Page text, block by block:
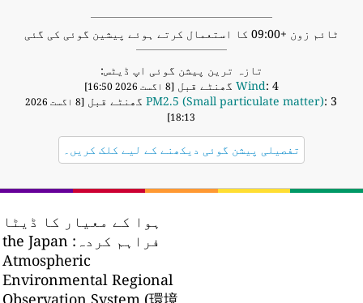
ٹائم زون +09:00 کا استعمال کرتے ہوئے پیشین گوئی کی گئی
تازہ ترین پیشن گوئی اپ ڈیٹس:
Wind : 4 گھنٹے قبل
PM2.5 (Small particulate matter) : 3 گھنٹے قبل
[8 اگست 2026
18:13]
تفصیلی پیشن گوئی دیکھنے کے لیے کلک کریں۔
ہوا کے معیار کا ڈیٹا
فراہم کردہ:
the Japan
Atmospheric
Environmental Regional
Observation System (環境